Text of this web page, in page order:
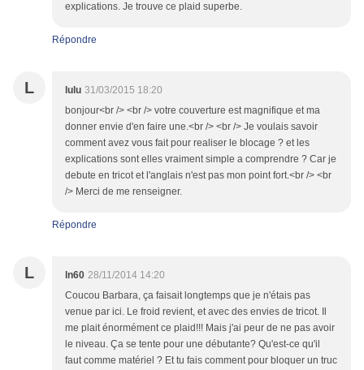
explications. Je trouve ce plaid superbe.
Répondre
L lulu 31/03/2015 18:20
bonjour<br /> <br /> votre couverture est magnifique et ma
donner envie d'en faire une.<br /> <br /> Je voulais savoir
comment avez vous fait pour realiser le blocage ? et les
explications sont elles vraiment simple a comprendre ? Car je
debute en tricot et l'anglais n'est pas mon point fort.<br /> <br
/> Merci de me renseigner.
Répondre
L ln60 28/11/2014 14:20
Coucou Barbara, ça faisait longtemps que je n'étais pas
venue par ici. Le froid revient, et avec des envies de tricot. Il
me plait énormément ce plaid!!! Mais j'ai peur de ne pas avoir
le niveau. Ça se tente pour une débutante? Qu'est-ce qu'il
faut comme matériel ? Et tu fais comment pour bloquer un truc